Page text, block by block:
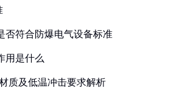
否符合防爆电气设备标准
用是什么
质及低温冲击要求解析